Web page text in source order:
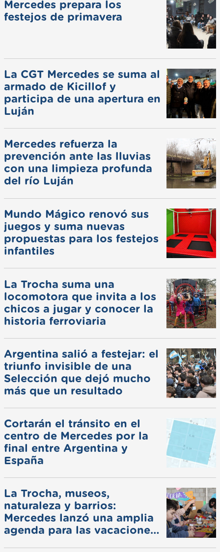
Mercedes prepara los
festejos de primavera
La CGT Mercedes se suma al
armado de Kicillof y
participa de una apertura en
Luján
Mercedes refuerza la
prevención ante las lluvias
con una limpieza profunda
del río Luján
Mundo Mágico renovó sus
juegos y suma nuevas
propuestas para los festejos
infantiles
La Trocha suma una
locomotora que invita a los
chicos a jugar y conocer la
historia ferroviaria
Argentina salió a festejar: el
triunfo invisible de una
Selección que dejó mucho
más que un resultado
Cortarán el tránsito en el
centro de Mercedes por la
final entre Argentina y
España
La Trocha, museos,
naturaleza y barrios:
Mercedes lanzó una amplia
agenda para las vacaciones